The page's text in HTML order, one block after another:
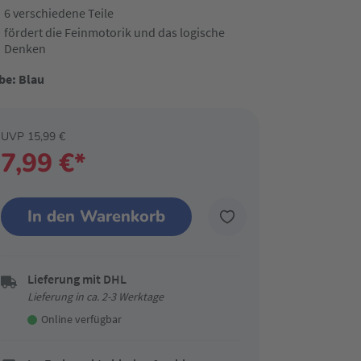
6 verschiedene Teile
fördert die Feinmotorik und das logische
Denken
Blau
7,99 €*
UVP 15,99 €
In den Warenkorb
Lieferung mit DHL
Lieferung in ca. 2-3 Werktage
Online verfügbar